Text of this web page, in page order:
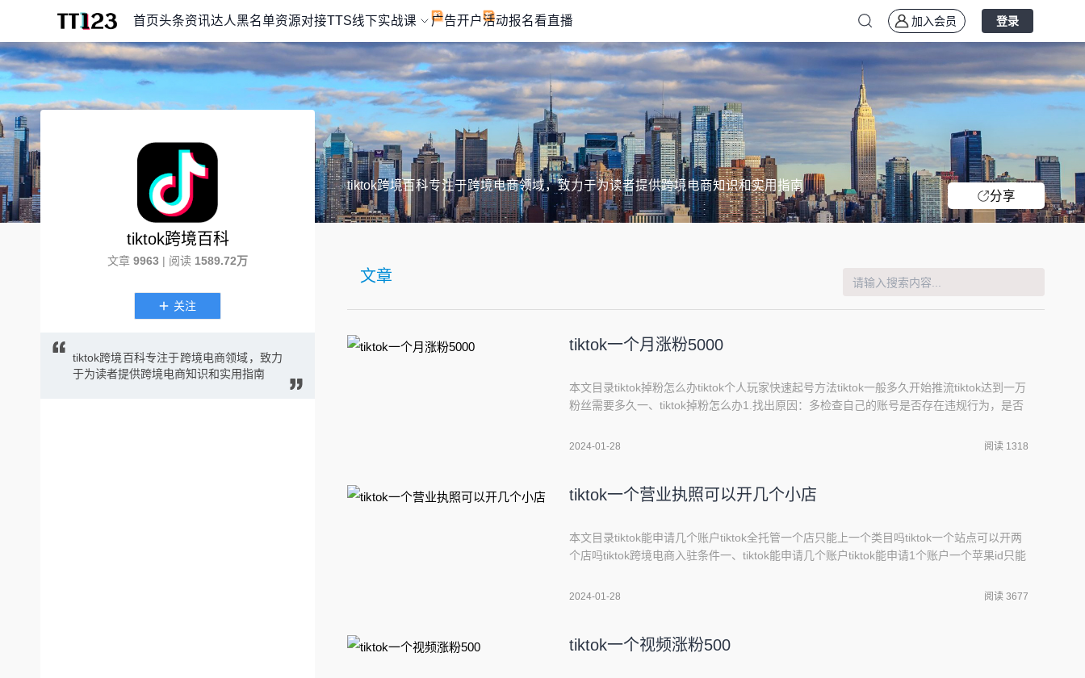
首页头条资讯达人黑名单资源对接TTS线下实战课 广告开户活动报名看直播 加入会员 登录
tiktok跨境百科
文章 9963 | 阅读 1589.72万
关注
tiktok跨境百科专注于跨境电商领域，致力
于为读者提供跨境电商知识和实用指南
tiktok跨境百科专注于跨境电商领域，致力于为读者提供跨境电商知识和实用指南
分享
文章
tiktok一个月涨粉5000
本文目录tiktok掉粉怎么办tiktok个人玩家快速起号方法tiktok一般多久开始推流tiktok达到一万
粉丝需要多久一、tiktok掉粉怎么办1.找出原因：多检查自己的账号是否存在违规行为，是否
细化受众的定位，根据客户需求来发布有价值的内容，丰富视频信息；3.提升互动参与度：
2024-01-28 阅读 1318
tiktok一个营业执照可以开几个小店
本文目录tiktok能申请几个账户tiktok全托管一个店只能上一个类目吗tiktok一个站点可以开两
个店吗tiktok跨境电商入驻条件一、tiktok能申请几个账户tiktok能申请1个账户一个苹果id只能
机号，因此只能申请一个tiktok账号。在使用社交媒体平台时，建议不要创建过多的账号，以
2024-01-28 阅读 3677
tiktok一个视频涨粉500